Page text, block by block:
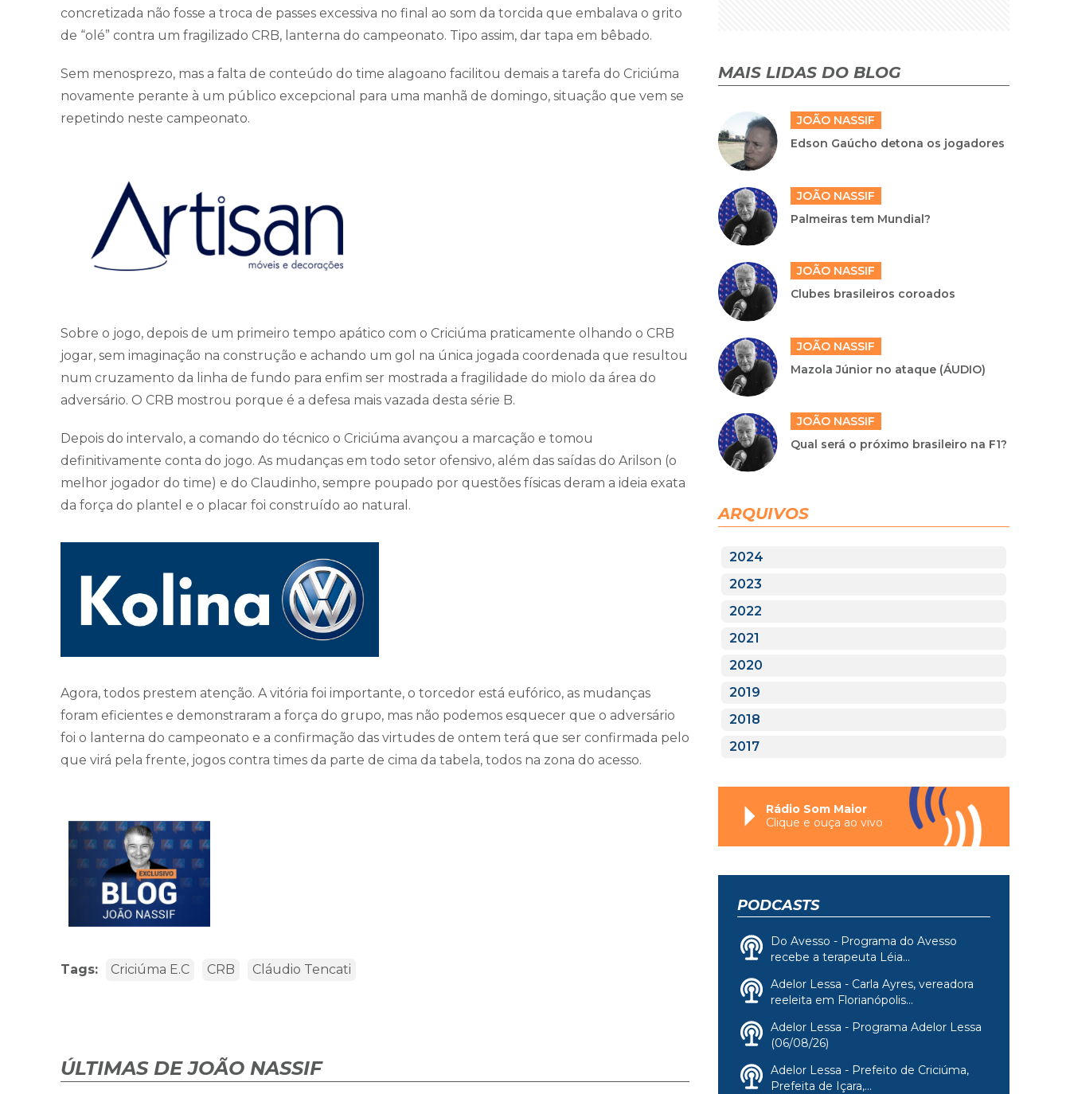
concretizada não fosse a troca de passes excessiva no final ao som da torcida que embalava o grito
de “olé” contra um fragilizado CRB, lanterna do campeonato. Tipo assim, dar tapa em bêbado.
Sem menosprezo, mas a falta de conteúdo do time alagoano facilitou demais a tarefa do Criciúma
novamente perante à um público excepcional para uma manhã de domingo, situação que vem se
repetindo neste campeonato.
Sobre o jogo, depois de um primeiro tempo apático com o Criciúma praticamente olhando o CRB
jogar, sem imaginação na construção e achando um gol na única jogada coordenada que resultou
num cruzamento da linha de fundo para enfim ser mostrada a fragilidade do miolo da área do
adversário. O CRB mostrou porque é a defesa mais vazada desta série B.
Depois do intervalo, a comando do técnico o Criciúma avançou a marcação e tomou
definitivamente conta do jogo. As mudanças em todo setor ofensivo, além das saídas do Arilson (o
melhor jogador do time) e do Claudinho, sempre poupado por questões físicas deram a ideia exata
da força do plantel e o placar foi construído ao natural.
Agora, todos prestem atenção. A vitória foi importante, o torcedor está eufórico, as mudanças
foram eficientes e demonstraram a força do grupo, mas não podemos esquecer que o adversário
foi o lanterna do campeonato e a confirmação das virtudes de ontem terá que ser confirmada pelo
que virá pela frente, jogos contra times da parte de cima da tabela, todos na zona do acesso.
Tags: Criciúma E.C CRB Cláudio Tencati
ÚLTIMAS DE JOÃO NASSIF
MAIS LIDAS DO BLOG
JOÃO NASSIF
Edson Gaúcho detona os jogadores
JOÃO NASSIF
Palmeiras tem Mundial?
JOÃO NASSIF
Clubes brasileiros coroados
JOÃO NASSIF
Mazola Júnior no ataque (ÁUDIO)
JOÃO NASSIF
Qual será o próximo brasileiro na F1?
ARQUIVOS
2024
2023
2022
2021
2020
2019
2018
2017
Rádio Som Maior
Clique e ouça ao vivo
PODCASTS
Do Avesso - Programa do Avesso
recebe a terapeuta Léia...
Adelor Lessa - Carla Ayres, vereadora
reeleita em Florianópolis...
Adelor Lessa - Programa Adelor Lessa
(06/08/26)
Adelor Lessa - Prefeito de Criciúma,
Prefeita de Içara,...